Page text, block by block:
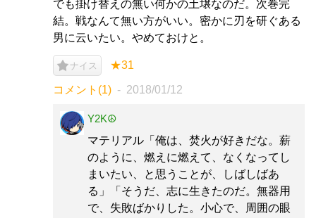
でも掛け替えの無い何かの土壌なのだ。次巻完
結。戦なんて無い方がいい。密かに刃を研ぐある
男に云いたい。やめておけと。
ナイス ★31
コメント(1) 2018/01/12
Y2K☮
マテリアル「俺は、焚火が好きだな。薪
のように、燃えに燃えて、なくなってし
まいたい、と思うことが、しばしばあ
る」「そうだ、志に生きたのだ。無器用
で、失敗ばかりした。小心で、周囲の眼